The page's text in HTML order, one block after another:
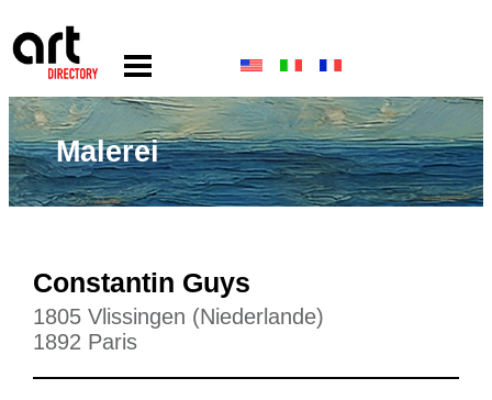
Malerei
Constantin Guys
1805 Vlissingen (Niederlande)
1892 Paris